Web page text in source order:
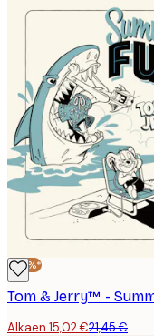
-30%*
Alkaen 15,02 €21,45 €